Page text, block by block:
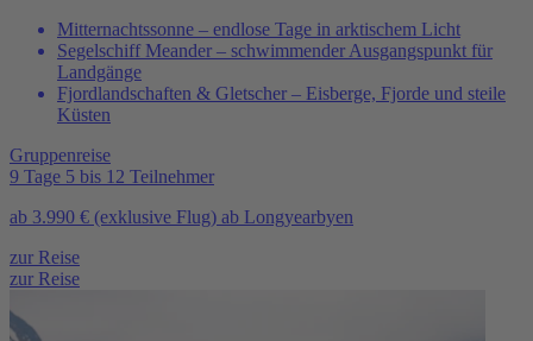
Mitternachtssonne – endlose Tage in arktischem Licht
Segelschiff Meander – schwimmender Ausgangspunkt für
Landgänge
Fjordlandschaften & Gletscher – Eisberge, Fjorde und steile
Küsten
Gruppenreise
9 Tage 5 bis 12 Teilnehmer
ab 3.990 € (exklusive Flug) ab Longyearbyen
zur Reise
zur Reise